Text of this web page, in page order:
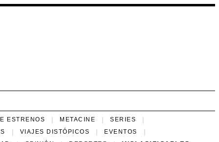
ESTRENOS METACINE
SERIES
VIAJES DISTÓPICOS
EVENTOS